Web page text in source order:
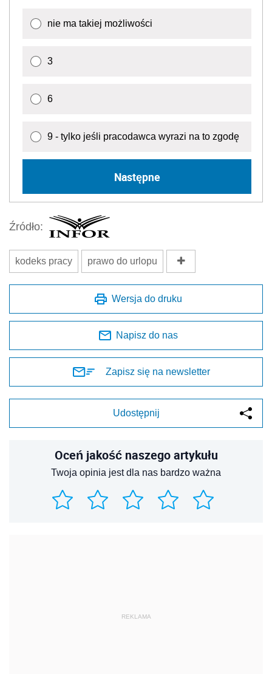
nie ma takiej możliwości
3
6
9 - tylko jeśli pracodawca wyrazi na to zgodę
Następne
Źródło:
kodeks pracy prawo do urlopu
Wersja do druku
Napisz do nas
Zapisz się na newsletter
Udostępnij
Oceń jakość naszego artykułu
Twoja opinia jest dla nas bardzo ważna
REKLAMA